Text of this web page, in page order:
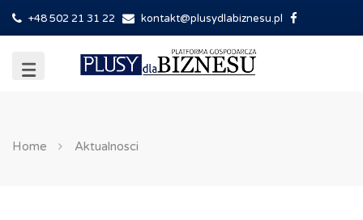
+48 502 21 31 22 kontakt@plusydlabiznesu.pl
Home Aktualnosci